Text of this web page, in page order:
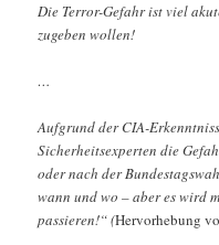
Die Terror-Gefahr ist viel
zugeben wollen!
…
Aufgrund der CIA-
Sicherheitsexperten die
oder nach der
wann und wo – aber es wird
passieren!“ (Hervorhebung